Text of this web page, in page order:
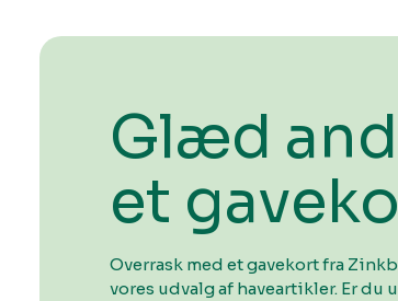
Glæd
et
Overrask med et gavekort fra
vores udvalg af haveartikler. Er